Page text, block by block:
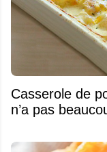
Casserole de
n’a pas